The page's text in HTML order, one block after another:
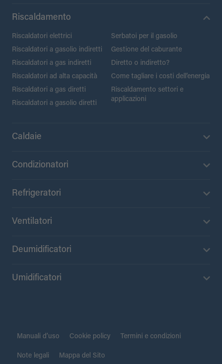
Riscaldamento
Riscaldatori elettrici
Riscaldatori a gasolio indiretti
Riscaldatori a gas indiretti
Riscaldatori ad alta capacità
Riscaldatori a gas diretti
Riscaldatori a gasolio diretti
Serbatoi per il gasolio
Gestione del caburante
Diretto o indiretto?
Come tagliare i costi dell’energia
Riscaldamento settori e
applicazioni
Caldaie
Condizionatori
Refrigeratori
Ventilatori
Deumidificatori
Umidificatori
Manuali d’uso Cookie policy Termini e condizioni
Note legali Mappa del Sito